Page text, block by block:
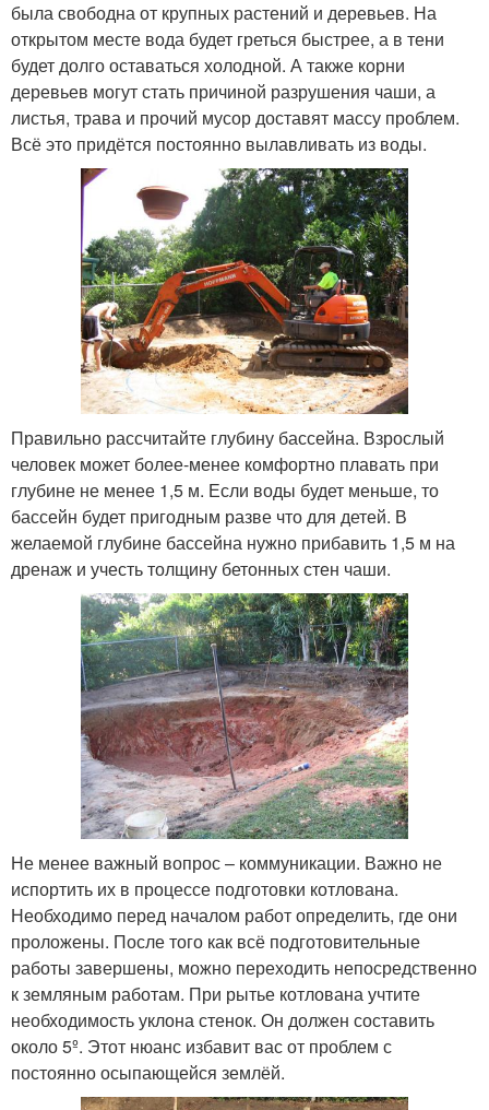
была свободна от крупных растений и деревьев. На
открытом месте вода будет греться быстрее, а в тени
будет долго оставаться холодной. А также корни
деревьев могут стать причиной разрушения чаши, а
листья, трава и прочий мусор доставят массу проблем.
Всё это придётся постоянно вылавливать из воды.
Правильно рассчитайте глубину бассейна. Взрослый
человек может более-менее комфортно плавать при
глубине не менее 1,5 м. Если воды будет меньше, то
бассейн будет пригодным разве что для детей. В
желаемой глубине бассейна нужно прибавить 1,5 м на
дренаж и учесть толщину бетонных стен чаши.
Не менее важный вопрос – коммуникации. Важно не
испортить их в процессе подготовки котлована.
Необходимо перед началом работ определить, где они
проложены. После того как всё подготовительные
работы завершены, можно переходить непосредственно
к земляным работам. При рытье котлована учтите
необходимость уклона стенок. Он должен составить
около 5º. Этот нюанс избавит вас от проблем с
постоянно осыпающейся землёй.